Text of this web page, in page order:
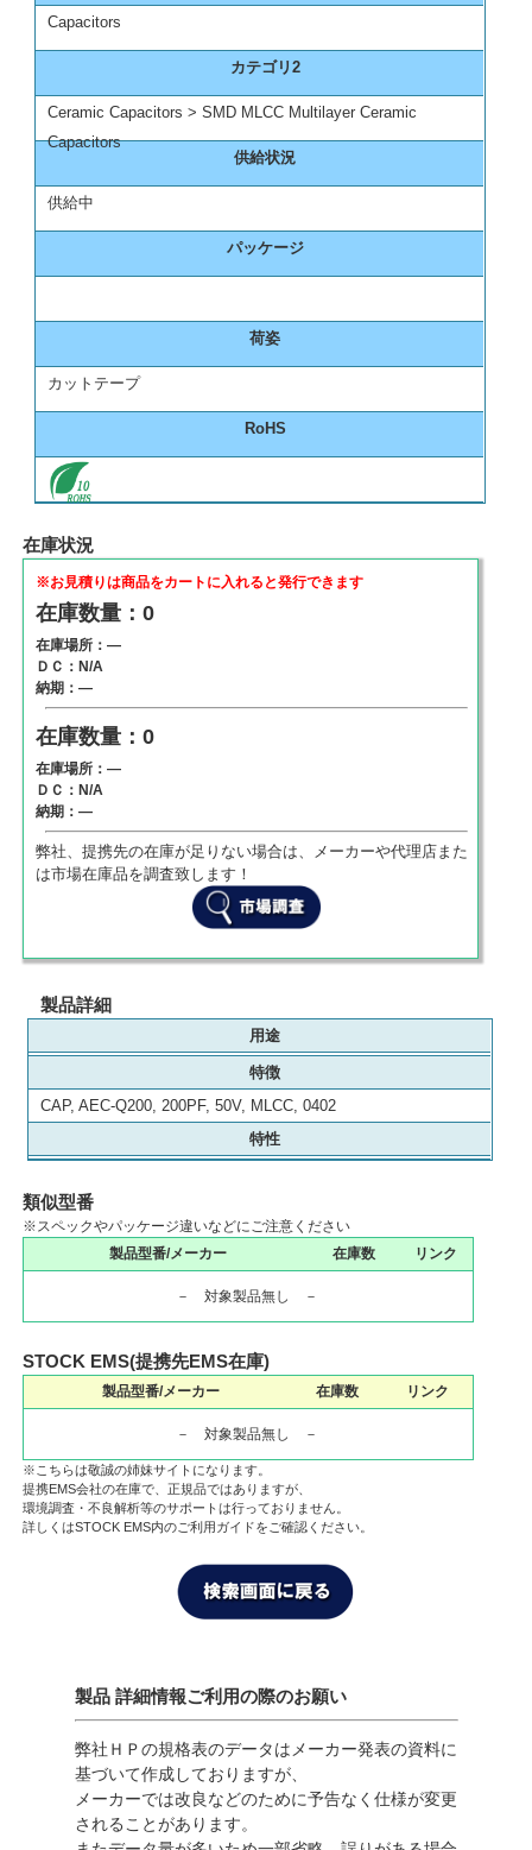
Capacitors
カテゴリ2
Ceramic Capacitors > SMD MLCC Multilayer Ceramic
Capacitors
供給状況
供給中
パッケージ
荷姿
カットテープ
RoHS
在庫状況
※お見積りは商品をカートに入れると発行できます
在庫数量：0
在庫場所：―
ＤＣ：N/A
納期：―
在庫数量：0
在庫場所：―
ＤＣ：N/A
納期：―
弊社、提携先の在庫が足りない場合は、メーカーや代理店また
は市場在庫品を調査致します！
製品詳細
用途
特徴
CAP, AEC-Q200, 200PF, 50V, MLCC, 0402
特性
類似型番
※スペックやパッケージ違いなどにご注意ください
製品型番/メーカー
在庫数 リンク
－ 対象製品無し －
STOCK EMS(提携先EMS在庫)
製品型番/メーカー 在庫数 リンク
－ 対象製品無し －
※こちらは敬誠の姉妹サイトになります。
提携EMS会社の在庫で、正規品ではありますが、
環境調査・不良解析等のサポートは行っておりません。
詳しくはSTOCK EMS内のご利用ガイドをご確認ください。
製品 詳細情報ご利用の際のお願い
弊社ＨＰの規格表のデータはメーカー発表の資料に
基づいて作成しておりますが、
メーカーでは改良などのために予告なく仕様が変更
されることがあります。